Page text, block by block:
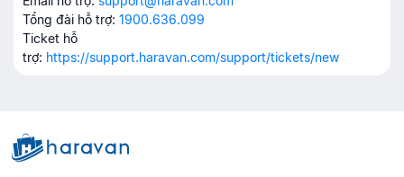
Tổng đài hỗ trợ: 1900.636.099
Ticket hỗ
trợ: https://support.haravan.com/support/tickets/new